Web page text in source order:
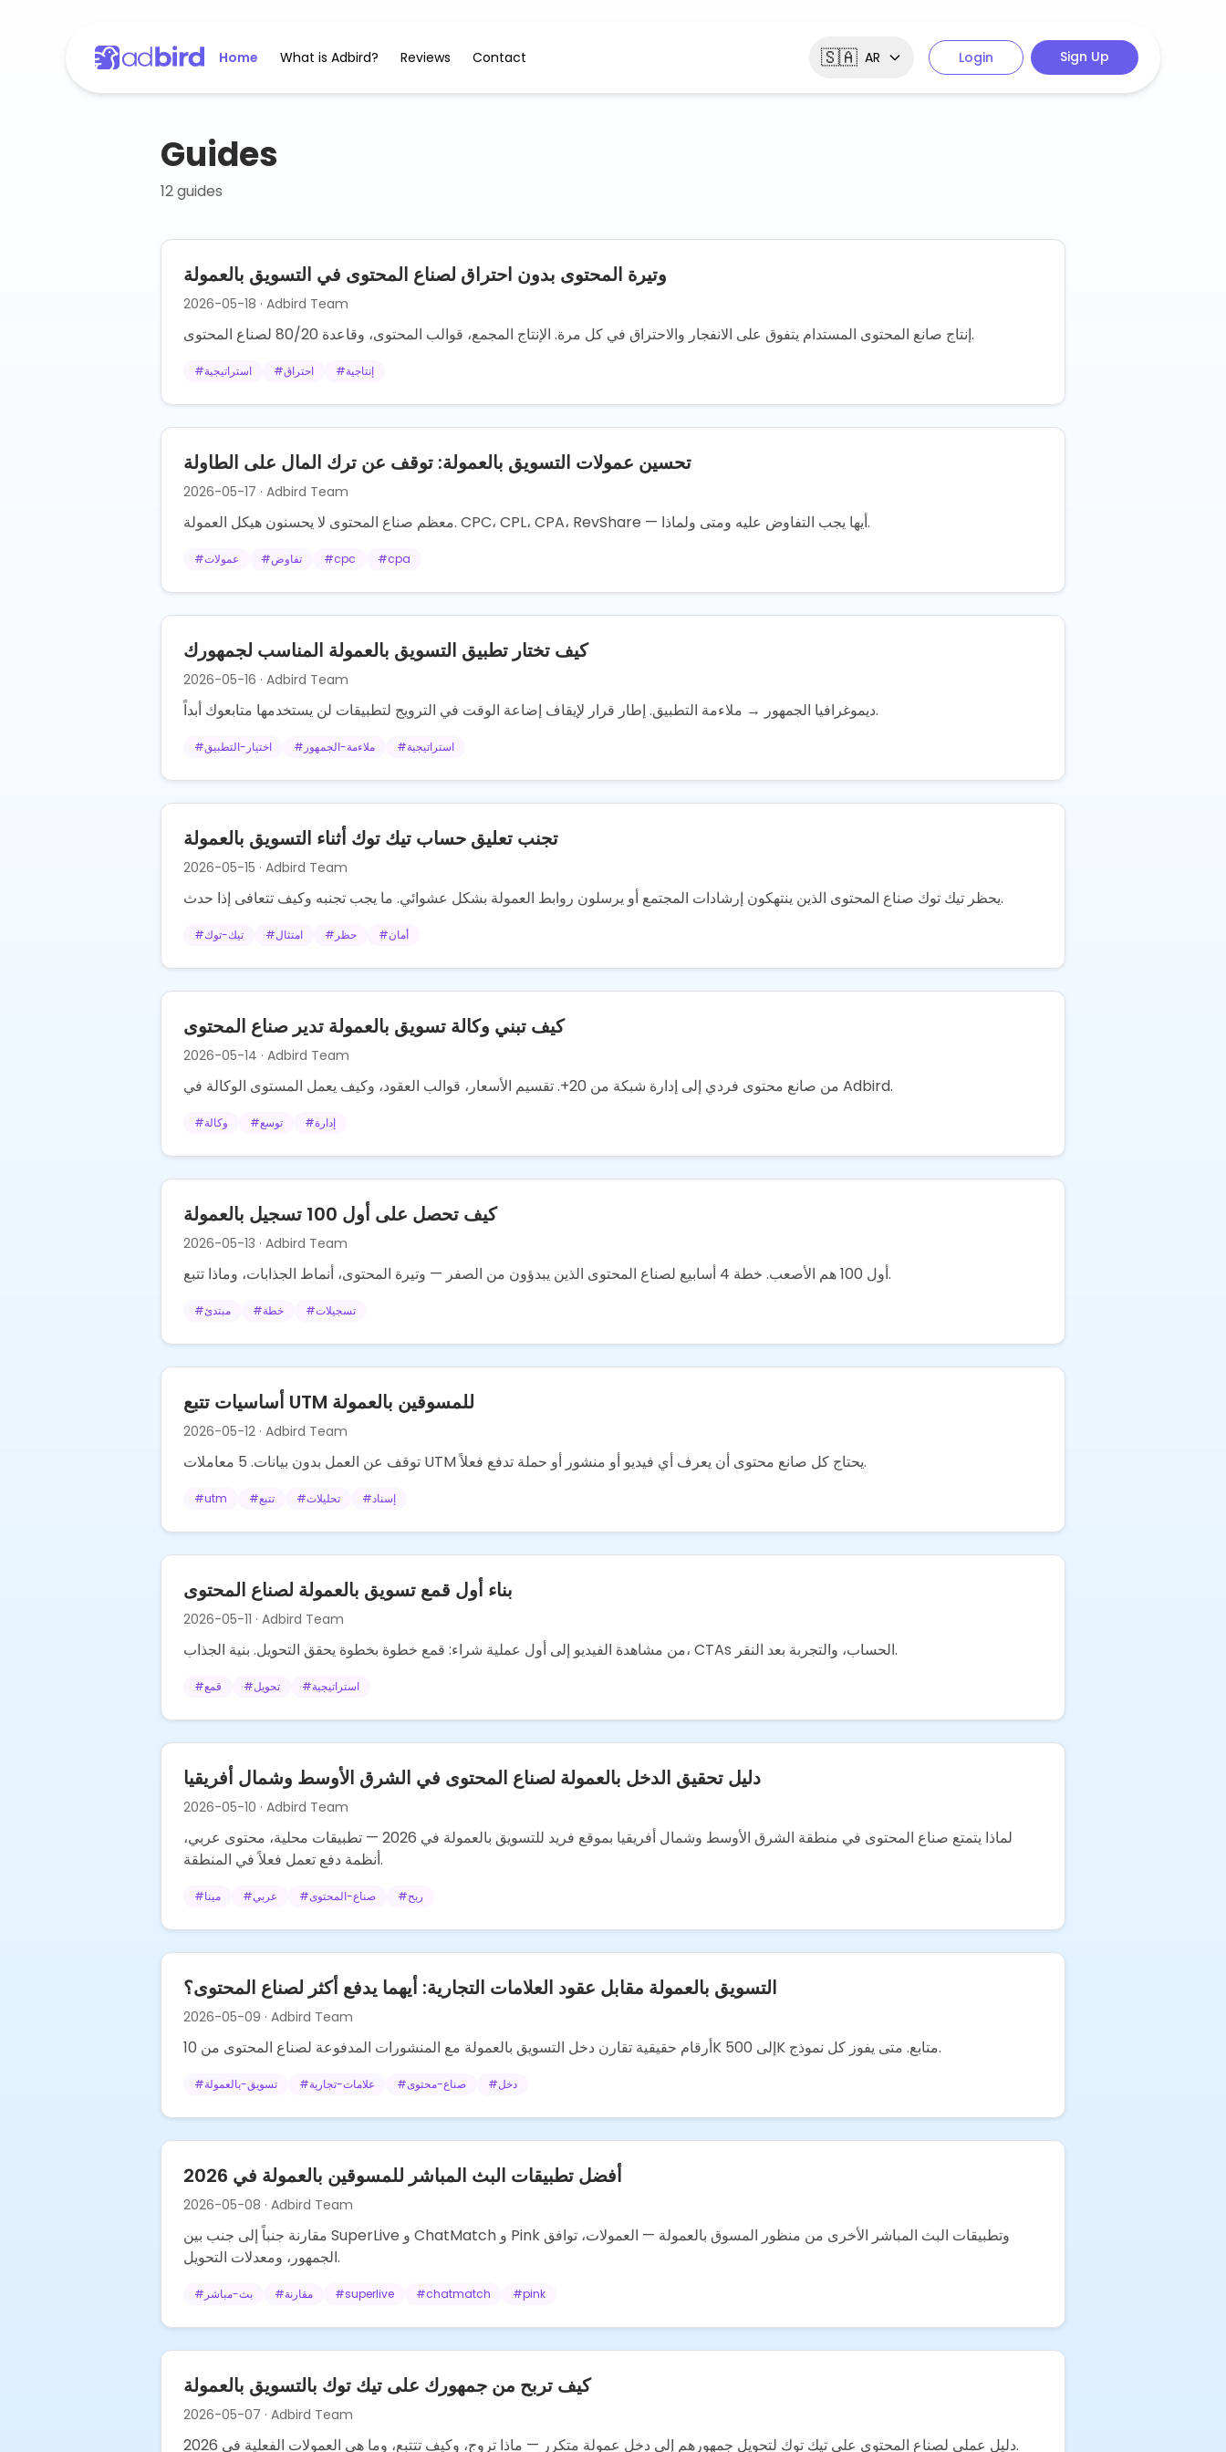
Home What is Adbird? Reviews Contact 🇸🇦 AR Login Sign Up
Guides
12guides
وتيرة المحتوى بدون احتراق لصناع المحتوى في التسويق بالعمولة
2026-05-18 · Adbird Team
إنتاج صانع المحتوى المستدام يتفوق على الانفجار والاحتراق في كل مرة. الإنتاج المجمع، قوالب المحتوى، وقاعدة 80/20 لصناع المحتوى.
#استراتيجية #احتراق #إنتاجية
تحسين عمولات التسويق بالعمولة: توقف عن ترك المال على الطاولة
2026-05-17 · Adbird Team
معظم صناع المحتوى لا يحسنون هيكل العمولة. CPC، CPL، CPA، RevShare — أيها يجب التفاوض عليه ومتى ولماذا.
#عمولات #تفاوض #cpc #cpa
كيف تختار تطبيق التسويق بالعمولة المناسب لجمهورك
2026-05-16 · Adbird Team
ديموغرافيا الجمهور → ملاءمة التطبيق. إطار قرار لإيقاف إضاعة الوقت في الترويج لتطبيقات لن يستخدمها متابعوك أبداً.
#اختيار-التطبيق # ملاءمة-الجمهور #استراتيجية
تجنب تعليق حساب تيك توك أثناء التسويق بالعمولة
2026-05-15 · Adbird Team
يحظر تيك توك صناع المحتوى الذين ينتهكون إرشادات المجتمع أو يرسلون روابط العمولة بشكل عشوائي. ما يجب تجنبه وكيف تتعافى إذا حدث.
#تيك-توك #امتثال # حظر #أمان
كيف تبني وكالة تسويق بالعمولة تدير صناع المحتوى
2026-05-14 · Adbird Team
من صانع محتوى فردي إلى إدارة شبكة من 20+. تقسيم الأسعار، قوالب العقود، وكيف يعمل المستوى الوكالة في Adbird.
#وكالة #توسع #إدارة
كيف تحصل على أول 100 تسجيل بالعمولة
2026-05-13 · Adbird Team
أول 100 هم الأصعب. خطة 4 أسابيع لصناع المحتوى الذين يبدؤون من الصفر — وتيرة المحتوى، أنماط الجذابات، وماذا تتبع.
#مبتدئ #خطة #تسجيلات
أساسيات تتبع UTM للمسوقين بالعمولة
2026-05-12 · Adbird Team
توقف عن العمل بدون بيانات. 5 معاملات UTM يحتاج كل صانع محتوى أن يعرف أي فيديو أو منشور أو حملة تدفع فعلاً.
#utm #تتبع #تحليلات #إسناد
بناء أول قمع تسويق بالعمولة لصناع المحتوى
2026-05-11 · Adbird Team
من مشاهدة الفيديو إلى أول عملية شراء: قمع خطوة بخطوة يحقق التحويل. بنية الجذاب، CTAs الحساب، والتجربة بعد النقر.
#قمع #تحويل #استراتيجية
دليل تحقيق الدخل بالعمولة لصناع المحتوى في الشرق الأوسط وشمال أفريقيا
2026-05-10 · Adbird Team
لماذا يتمتع صناع المحتوى في منطقة الشرق الأوسط وشمال أفريقيا بموقع فريد للتسويق بالعمولة في 2026 — تطبيقات محلية، محتوى عربي،
أنظمة دفع تعمل فعلاً في المنطقة.
#مينا #عربي #صناع-المحتوى #ربح
التسويق بالعمولة مقابل عقود العلامات التجارية: أيهما يدفع أكثر لصناع المحتوى؟
2026-05-09 · Adbird Team
أرقام حقيقية تقارن دخل التسويق بالعمولة مع المنشورات المدفوعة لصناع المحتوى من 10K إلى 500K متابع. متى يفوز كل نموذج.
#تسويق-بالعمولة #علامات-تجارية #صناع-محتوى #دخل
أفضل تطبيقات البث المباشر للمسوقين بالعمولة في 2026
2026-05-08 · Adbird Team
مقارنة جنباً إلى جنب بين SuperLive و ChatMatch و Pink وتطبيقات البث المباشر الأخرى من منظور المسوق بالعمولة — العمولات، توافق
الجمهور، ومعدلات التحويل.
# بث-مباشر #مقارنة #superlive #chatmatch #pink
كيف تربح من جمهورك على تيك توك بالتسويق بالعمولة
2026-05-07 · Adbird Team
دليل عملي لصناع المحتوى على تيك توك لتحويل جمهورهم إلى دخل عمولة متكرر — ماذا تروج، وكيف تتتبع، وما هي العمولات الفعلية في 2026.